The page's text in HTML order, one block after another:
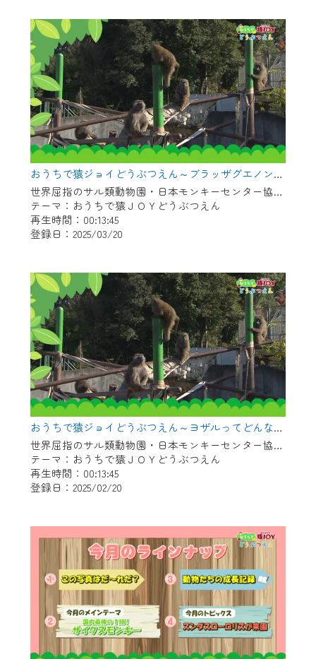
おうちで猿ジョイどうぶつえん～ブラッザグエノン～（2025年2月16日初回放送）
世界屈指のサル類動物園・日本モンキーセンター協力の親子で学べる動物番組。
テーマ：おうちで猿ＪＯＹどうぶつえん
再生時間：00:13:45
登録日：2025/03/20
おうちで猿ジョイどうぶつえん～ヨザルってどんなサル？～（2025年1月16日初回放送）
世界屈指のサル類動物園・日本モンキーセンター協力の親子で学べる動物番組。
テーマ：おうちで猿ＪＯＹどうぶつえん
再生時間：00:13:45
登録日：2025/02/20
（GmailやYahooなどのフリーメールアドレ
スでも作成可能です）
※マイページへのログイン・MyIDの新規登
録は こちら から
※CCNetアプリをご利用中の方は引き続き
ご視聴いただけます。
＜メンテナンス情報＞
CCNetWebTVのリニューアルにともないメ
ンテナンス作業を予定しています。
日時 9/24 9:30～16:30
テナンス中」になり、ご利用いただけませ
ん。
ご不便をおかけいたしますが、ご了承の程
よろしくお願いいたします。